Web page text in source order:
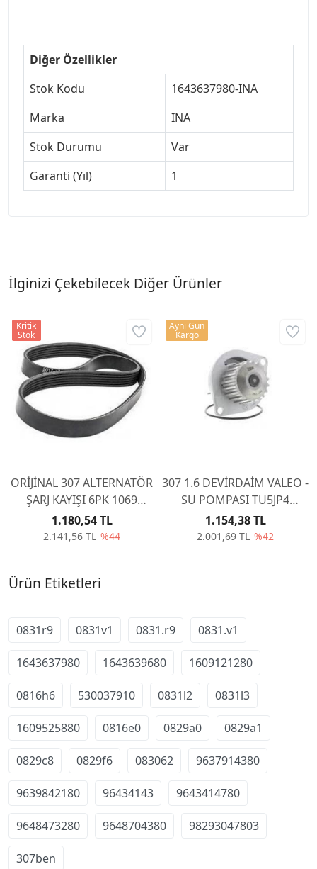
Diğer Özellikler
Stok Kodu
1643637980-INA
Marka
INA
Stok Durumu
Var
Garanti (Yıl)
1
İlginizi Çekebilecek Diğer Ürünler
ORİJİNAL 307 ALTERNATÖR
ŞARJ KAYIŞI 6PK 1069
5750WZ
2.141,56 TL %44
1.180,54 TL
Kritik
Stok
307 1.6 DEVİRDAİM VALEO -
SU POMPASI TU5JP4
BENZİNLİ
2.001,69 TL %42
1.154,38 TL
Aynı Gün
Kargo
Ürün Etiketleri
0831r9 0831v1 0831.r9 0831.v1
1643637980 1643639680 1609121280
0816h6 530037910 0831l2 0831l3
1609525880 0816e0 0829a0 0829a1
0829c8 0829f6 083062 9637914380
9639842180 96434143 9643414780
9648473280 9648704380 98293047803
307ben